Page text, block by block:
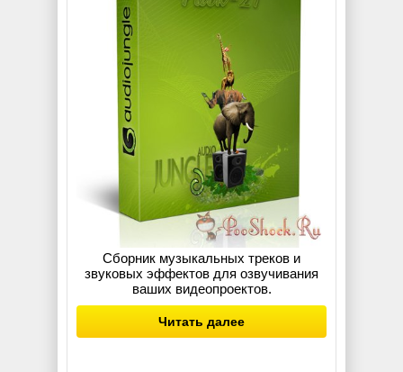
Сборник музыкальных треков и
звуковых эффектов для озвучивания
ваших видеопроектов.
Читать далее